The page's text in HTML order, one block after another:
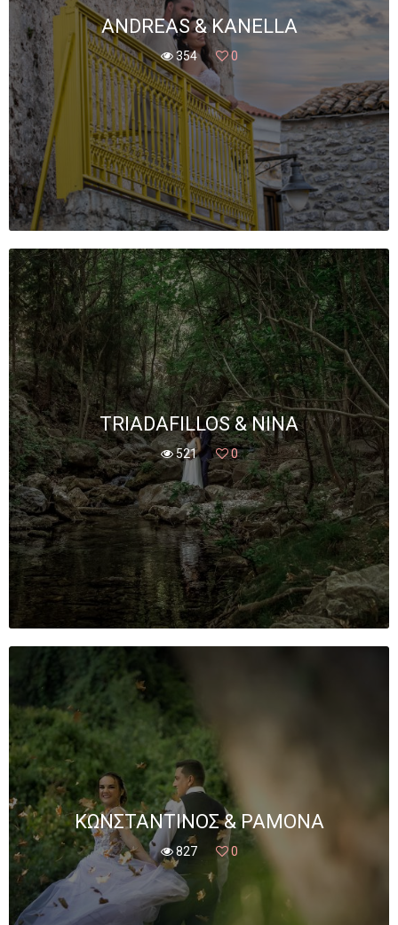
ANDREAS & KANELLA
354 0
TRIADAFILLOS & NINA
521 0
ΚΩΝΣΤΑΝΤΊΝΟΣ & ΡΑΜΌΝΑ
827 0